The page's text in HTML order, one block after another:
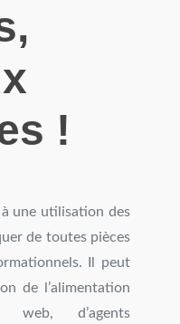
!
une utilisation des
de toutes pièces
Il peut
de l’alimentation
web, d’agents